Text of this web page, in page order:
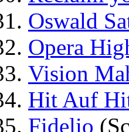
Oswald
Opera
Vision
Hit Auf
Fidelio